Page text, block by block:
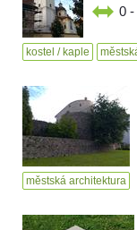
0
kostel / kaple
městská architektura